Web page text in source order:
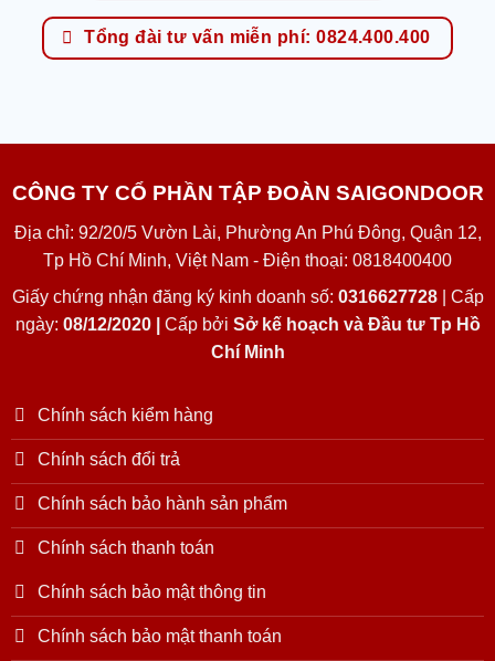
Tổng đài tư vấn miễn phí: 0824.400.400
CÔNG TY CỔ PHẦN TẬP ĐOÀN SAIGONDOOR
Địa chỉ: 92/20/5 Vườn Lài, Phường An Phú Đông, Quận 12,
Tp Hồ Chí Minh, Việt Nam - Điện thoại: 0818400400
Giấy chứng nhận đăng ký kinh doanh số: 0316627728| Cấp
ngày: 08/12/2020 | Cấp bởi Sở kế hoạch và Đầu tư Tp Hồ
Chí Minh
Chính sách kiểm hàng
Chính sách đổi trả
Chính sách bảo hành sản phẩm
Chính sách thanh toán
Chính sách bảo mật thông tin
Chính sách bảo mật thanh toán